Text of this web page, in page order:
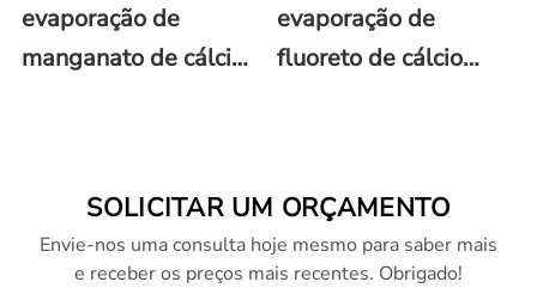
evaporação de
manganato de cálcio
evaporação de
fluoreto de cálcio
SOLICITAR UM ORÇAMENTO
Envie-nos uma consulta hoje mesmo para saber mais
e receber os preços mais recentes. Obrigado!